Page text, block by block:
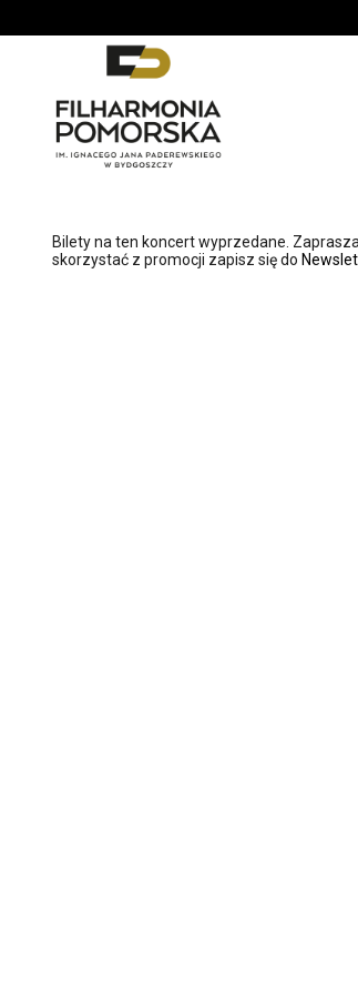
Bilety na ten koncert wyprzedane.
skorzystać z promocji zapisz się do